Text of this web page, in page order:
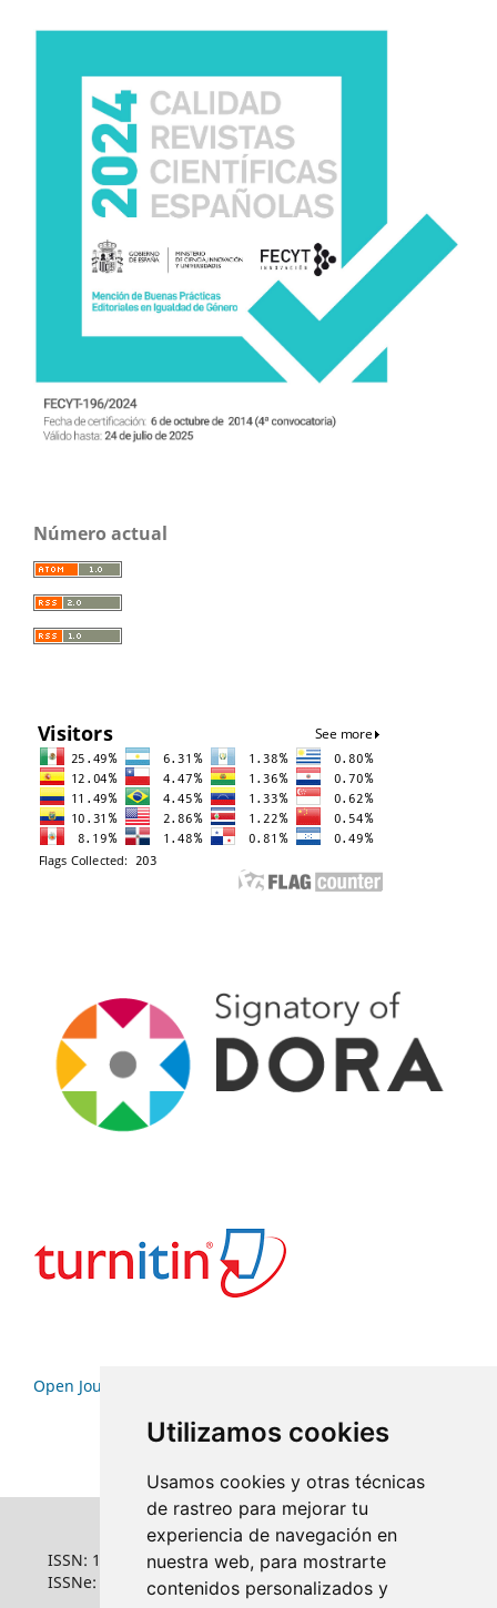
Utilizamos cookies
Usamos cookies y otras técnicas
de rastreo para mejorar tu
experiencia de navegación en
nuestra web, para mostrarte
contenidos personalizados y
Número actual
Open Journal Systems
ISSN: 1022-6508
ISSNe: 1681-5653